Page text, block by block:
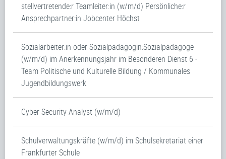
stellvertretende:r Teamleiter:in (w/m/d) Persönliche:r
Ansprechpartner:in Jobcenter Höchst
Sozialarbeiter:in oder Sozialpädagogin:Sozialpädagoge
(w/m/d) im Anerkennungsjahr im Besonderen Dienst 6 -
Team Politische und Kulturelle Bildung / Kommunales
Jugendbildungswerk
Cyber Security Analyst (w/m/d)
Schulverwaltungskräfte (w/m/d) im Schulsekretariat einer
Frankfurter Schule